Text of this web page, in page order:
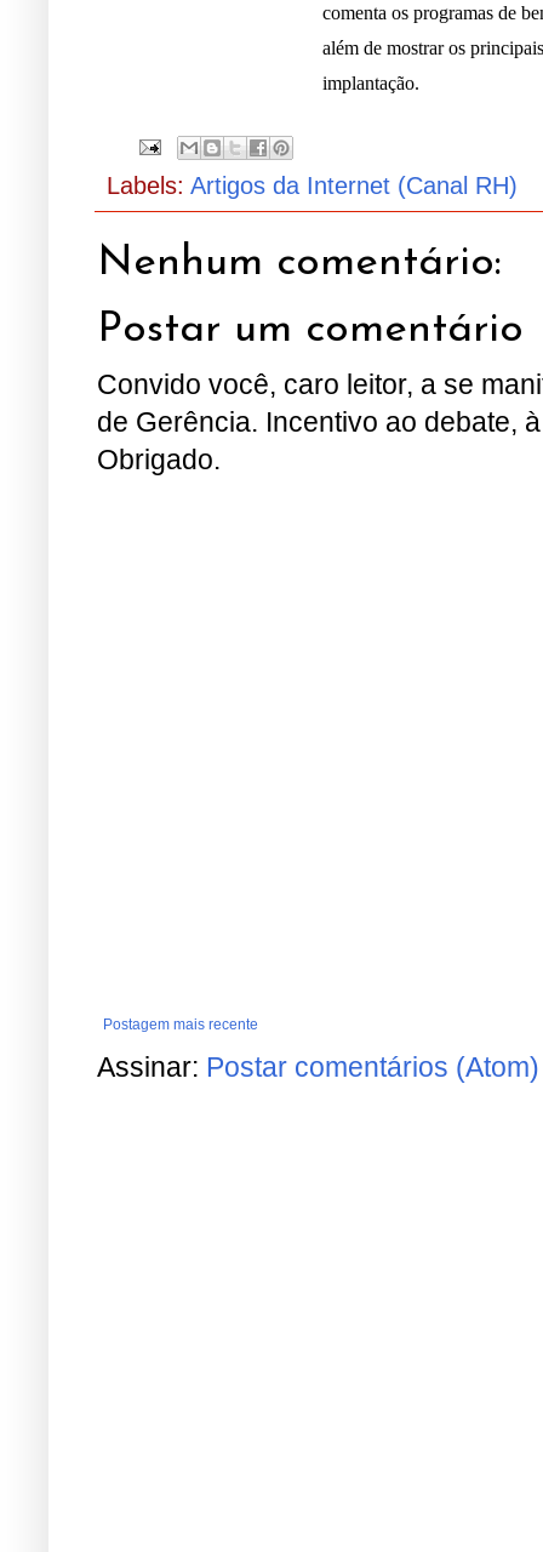
comenta os programas de
além de mostrar os
implantação.
Labels: Artigos da Internet (Canal RH)
Nenhum comentário:
Postar um comentário
Convido você, caro leitor, a se
de Gerência. Incentivo ao debate,
Obrigado.
Postagem mais recente
Assinar: Postar comentários (Atom)